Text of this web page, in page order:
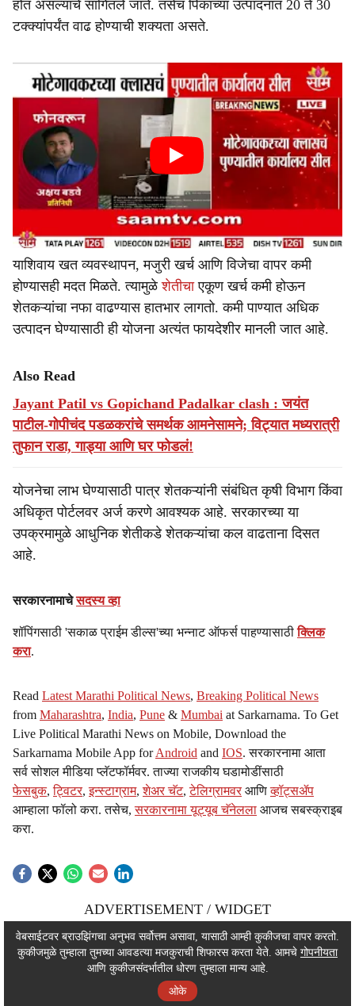
होत असल्याचे सांगितले जाते. तसेच पिकांच्या उत्पादनात 20 ते 30
टक्क्यांपर्यंत वाढ होण्याची शक्यता असते.
याशिवाय खत व्यवस्थापन, मजुरी खर्च आणि विजेचा वापर कमी
होण्यासही मदत मिळते. त्यामुळेशेतीचाएकूण खर्च कमी होऊन
शेतकऱ्यांचा नफा वाढण्यास हातभार लागतो. कमी पाण्यात अधिक
उत्पादन घेण्यासाठी ही योजना अत्यंत फायदेशीर मानली जात आहे.
Also Read
Jayant Patil vs Gopichand Padalkar clash : जयंत
पाटील-गोपीचंद पडळकरांचे समर्थक आमनेसामने; विट्यात मध्यरात्री
तुफान राडा, गाड्या आणि घर फोडलं!
योजनेचा लाभ घेण्यासाठी पात्र शेतकऱ्यांनी संबंधित कृषी विभाग किंवा
अधिकृत पोर्टलवर अर्ज करणे आवश्यक आहे. सरकारच्या या
उपक्रमामुळे आधुनिक शेतीकडे शेतकऱ्यांचा कल वाढताना दिसत
आहे.
सरकारनामाचेसदस्य व्हा
शॉपिंगसाठी 'सकाळ प्राईम डील्स'च्या भन्नाट ऑफर्स पाहण्यासाठीक्लिक
करा.
Read Latest Marathi Political News, Breaking Political News
from Maharashtra, India, Pune & Mumbai at Sarkarnama. To Get
Live Political Marathi News on Mobile, Download the
Sarkarnama Mobile App forAndroid and IOS. सरकारनामा आता
सर्व सोशल मीडिया प्लॅटफॉर्मवर. ताज्या राजकीय घडामोडींसाठी
फेसबुक,ट्विटर,इन्स्टाग्राम,शेअर चॅट,टेलिग्रामवर आणिव्हॉट्सॲप
आम्हाला फॉलो करा. तसेच,सरकारनामा यूट्यूब चॅनेलला आजच सबस्क्राइब
करा.
ADVERTISEMENT / WIDGET
ADVERTISEMENT / WIDGET
ADVERTISEMENT / WIDGET
वेबसाईटवर ब्राउझिंगचा अनुभव सर्वोत्तम असावा, यासाठी आम्ही कुकीजचा वापर करतो.
कुकीजमुळे तुम्हाला तुमच्या आवडत्या मजकुराची शिफारस करता येते. आमचे गोपनीयता
आणि कुकीजसंदर्भातील धोरण तुम्हाला मान्य आहे.
ओके